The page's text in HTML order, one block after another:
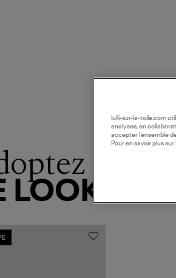
LOOK
lulli-sur-la-toile.com
analyses, en
accepter l’ensemble
Pour en savoir plus sur